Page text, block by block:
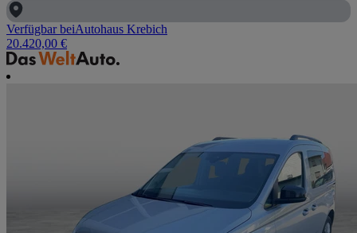
Verfügbar beiAutohaus Krebich
20.420,00 €